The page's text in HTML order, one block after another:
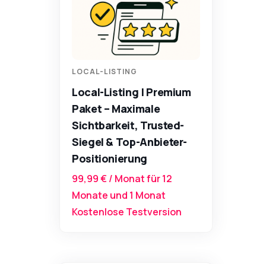
LOCAL-LISTING
Local-Listing | Premium
Paket – Maximale
Sichtbarkeit, Trusted-
Siegel & Top-Anbieter-
Positionierung
99,99€ / Monat für 12
Monate und 1 Monat
Kostenlose Testversion